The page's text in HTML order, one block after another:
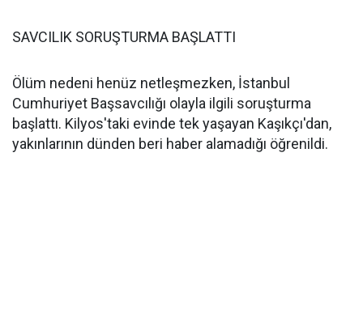
SAVCILIK SORUŞTURMA BAŞLATTI
Ölüm nedeni henüz netleşmezken, İstanbul
Cumhuriyet Başsavcılığı olayla ilgili soruşturma
başlattı. Kilyos'taki evinde tek yaşayan Kaşıkçı'dan,
yakınlarının dünden beri haber alamadığı öğrenildi.